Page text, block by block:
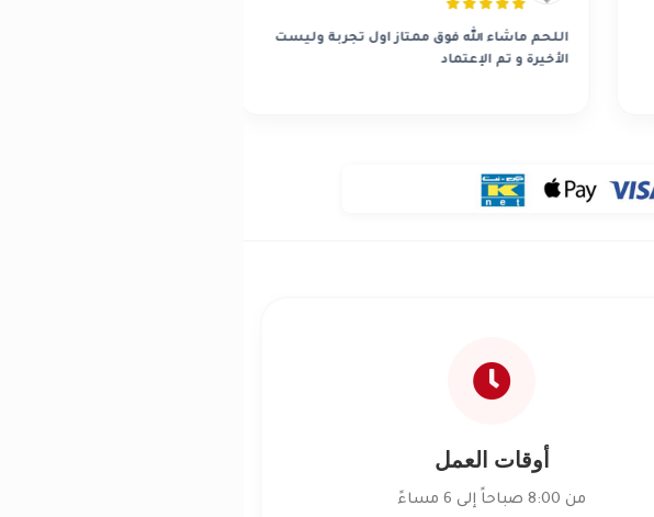
بشكل عام ممتاز
اللحم ماشاء الله فوق ممتاز اول تجربة وليست
الأخيرة و تم الإعتماد
أوقات العمل
من 8:00 صباحاً إلى 6 مساءً